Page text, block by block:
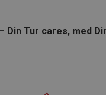
Din Tur cares, med